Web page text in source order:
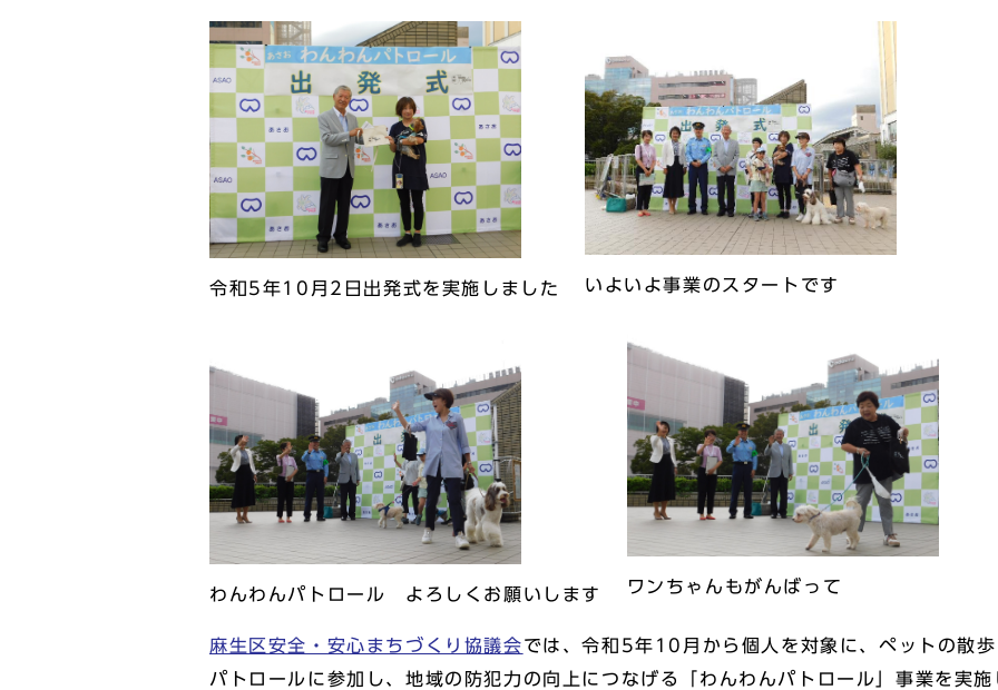
令和5年10月2日出発式を実施しました いよいよ事業のスタートです
わんわんパトロール よろしくお願いします ワンちゃんもがんばって
麻生区安全・安心まちづくり協議会では、令和5年10月から個人を対象に、ペットの散
パトロールに参加し、地域の防犯力の向上につなげる「わんわんパトロール」事業を実施